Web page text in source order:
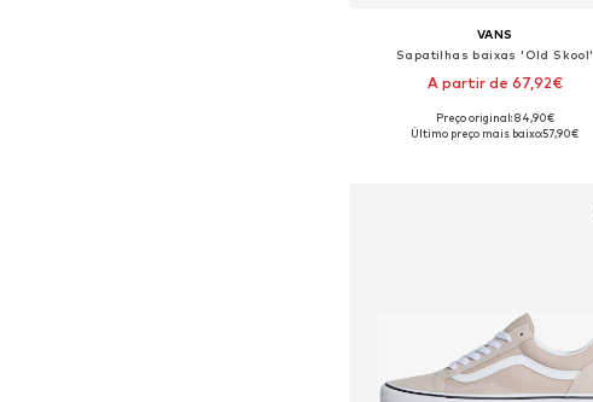
VANS
Sapatilhas baixas 'Old Skool'
A partir de 67,92€
+6
Disponível em vários tamanhos
Preço original: 84,90€
Último preço mais baixo:57,90€